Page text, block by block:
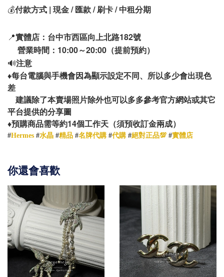
💰付款方式 | 現金 / 匯款 / 刷卡 / 中租分期
📍實體店：台中市西區向上北路182號
營業時間：10:00～20:00（提前預約）
🔊注意
♦️每台電腦與手機會因為顯示設定不同、所以多少會出現色
差
建議除了本賣場照片除外也可以多多參考官方網站或其它
平台提供的分享圖
♦️預購商品需等約14個工作天（須預收訂金兩成）
#Hermes #水晶 #精品 #名牌代購 #代購 #絕對正品💯 #實體店
你還會喜歡